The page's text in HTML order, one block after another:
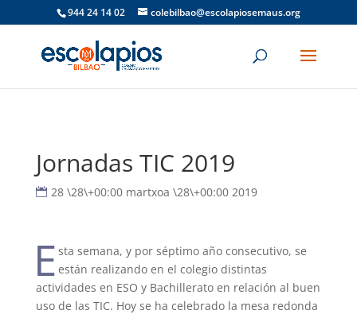
944 24 14 02 colebilbao@escolapiosemaus.org
Jornadas TIC 2019
28 \28\+00:00 martxoa \28\+00:00 2019
E sta semana, y por séptimo año consecutivo, se
están realizando en el colegio distintas
actividades en ESO y Bachillerato en relación al buen
uso de las TIC. Hoy se ha celebrado la mesa redonda